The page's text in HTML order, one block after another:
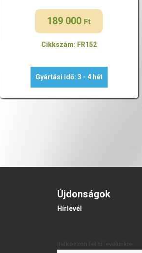
189 000 Ft
Cikkszám: FR152
Gyártási idő: 3 - 4 hét
Újdonságok
Hírlevél